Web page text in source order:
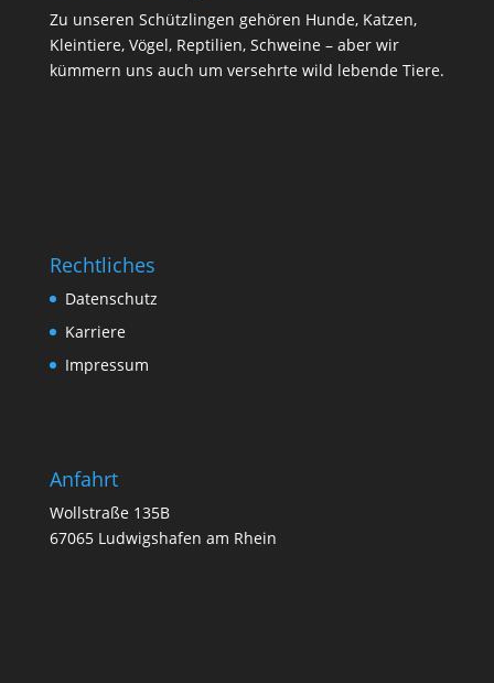
Zu unseren Schützlingen gehören Hunde, Katzen,
Kleintiere, Vögel, Reptilien, Schweine – aber wir
kümmern uns auch um versehrte wild lebende Tiere.
Rechtliches
Datenschutz
Karriere
Impressum
Anfahrt
Wollstraße 135B
67065 Ludwigshafen am Rhein